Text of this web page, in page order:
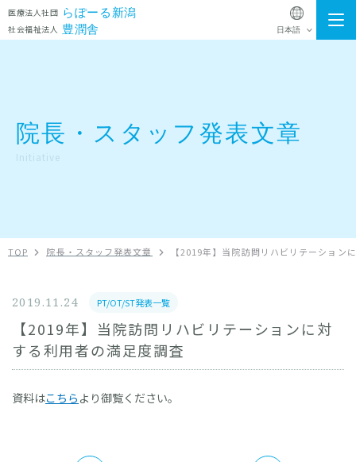
医療法人社団 らぽーる新潟
社会福祉法人 豊潤舎
お知らせ
Instagram
ゆきよしクリニック
通所リハビリテーション
ショートステイ・ゆきよしとやの
新潟県障害者
お問い合わせ
院長・スタッフ発表文章
Initiative
TOP 院長・スタッフ発表文章 【2019年】当院訪問リハビリテーション
2019.11.24 PT/OT/ST発表一覧
【2019年】当院訪問リハビリテーションに対
する利用者の満足度調査
資料はこちら より御覧ください。